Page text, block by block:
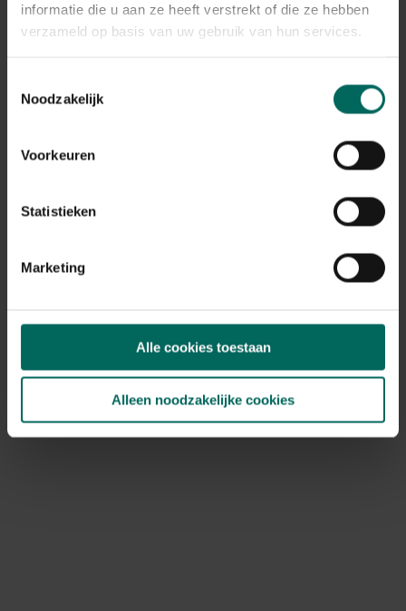
informatie die u aan ze heeft verstrekt of die ze hebben
verzameld op basis van uw gebruik van hun services.
Noodzakelijk
Voorkeuren
Statistieken
Marketing
Alle cookies toestaan
Alleen noodzakelijke cookies
Winterhardheid
goed winterhard
Standplaats
Max. groeihoogte
Max. 30 cm
zuurminnend, neutraal
en bloeit. Betrouwbaar tuinadvies, kwaliteitsvolle